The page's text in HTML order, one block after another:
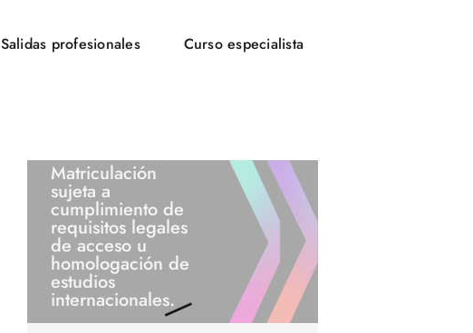
Salidas profesionales Curso especialista
Matriculación
sujeta a
cumplimiento de
requisitos legales
de acceso u
homologación de
estudios
internacionales.